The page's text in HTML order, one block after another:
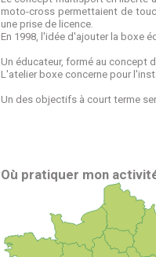
moto-cross permettaient de
une prise de licence.
En 1998, l'idée d'ajouter la boxe
Un éducateur, formé au concept
L'atelier boxe concerne pour
Un des objectifs à court terme
Où pratiquer mon